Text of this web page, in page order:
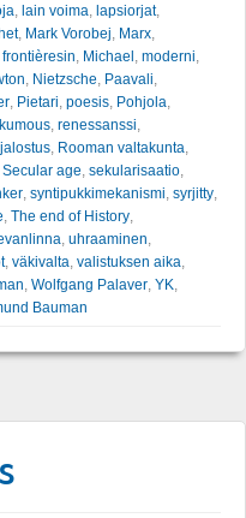
lain voima lapsiorjat,
, Mark Vorobej Marx
Michael moderni
Nietzsche Paavali
Pietari poesis Pohjola
renessanssi
Rooman valtakunta
Secular age sekularisaatio
syntipukkimekanismi syrjitty
The end of History
uhraaminen
, väkivalta valistuksen aika
Wolfgang Palaver YK
Bauman